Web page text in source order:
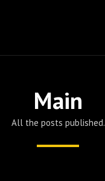
Main
All the posts published.